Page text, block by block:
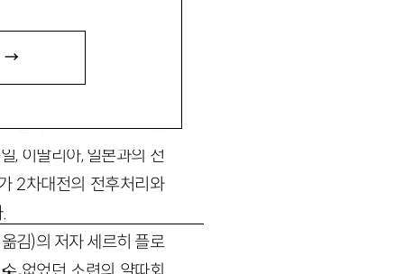
→
얄따에서 미국, 영국, 소
, 이딸리아, 일본과의 전
2차대전의 전후처리와
김)의 저자 세르히 플로